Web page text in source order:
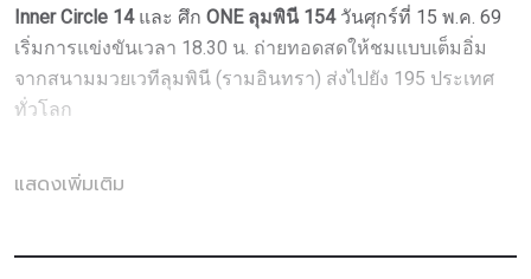
Inner Circle 14และ ศึก ONE ลุมพินี 154วันศุกร์ที่ 15 พ.ค. 69
เริ่มการแข่งขันเวลา 18.30 น. ถ่ายทอดสดให้ชมแบบเต็มอิ่ม
จากสนามมวยเวทีลุมพินี (รามอินทรา) ส่งไปยัง 195 ประเทศ
ทั่วโลก
The Inner Circle
รุ่นมิดเดิลเวต (185-205 ป.) และ รุ่นไลต์เฮฟวีเวต (205-225 ป.)
แสดงเพิ่มเติม